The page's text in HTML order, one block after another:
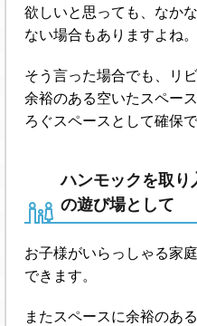
欲しいと思っても、なか
ない場合もありますよね。
そう言った場合でも、リ
余裕のある空いたスペー
ろぐスペースとして確保で
ハンモックを取り
の遊び場として
お子様がいらっしゃる家
できます。
またスペースに余裕のあ